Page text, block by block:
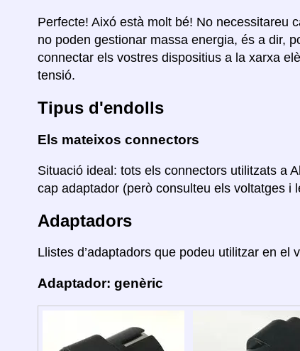
Perfecte! Aixó està molt bé! No necessitareu
no poden gestionar massa energia, és a dir,
connectar els vostres dispositius a la xarxa
tensió.
Tipus d'endolls
Els mateixos connectors
Situació ideal: tots els connectors utilitzats a
cap adaptador (però consulteu els voltatges i
Adaptadors
Llistes d’adaptadors que podeu utilitzar en el
Adaptador: genèric